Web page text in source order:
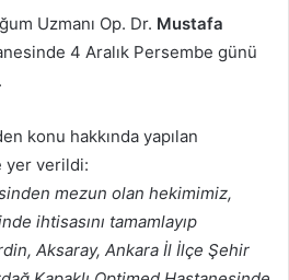
Uzmanı Op. Dr. Mustafa
4 Aralık Persembe günü
konu hakkında yapılan
yer verildi:
mezun olan hekimimiz,
ihtisasını tamamlayıp
Aksaray, Ankara İl İlçe Şehir